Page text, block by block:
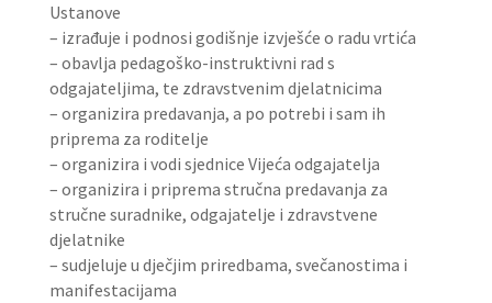
Ustanove
– izrađuje i podnosi godišnje izvješće o radu vrtića
– obavlja pedagoško-instruktivni rad s
odgajateljima, te zdravstvenim djelatnicima
– organizira predavanja, a po potrebi i sam ih
priprema za roditelje
– organizira i vodi sjednice Vijeća odgajatelja
– organizira i priprema stručna predavanja za
stručne suradnike, odgajatelje i zdravstvene
djelatnike
– sudjeluje u dječjim priredbama, svečanostima i
manifestacijama